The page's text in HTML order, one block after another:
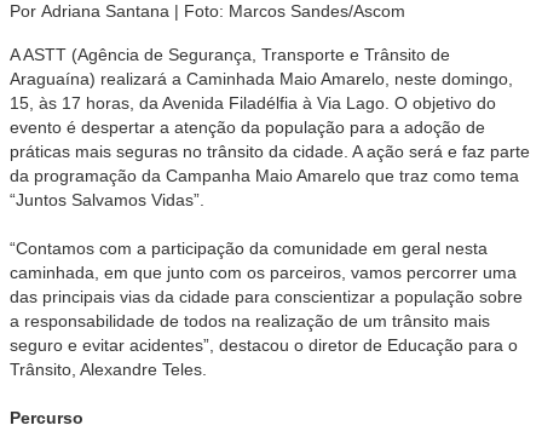
Por Adriana Santana | Foto: Marcos Sandes/Ascom
A ASTT (Agência de Segurança, Transporte e Trânsito de
Araguaína) realizará a Caminhada Maio Amarelo, neste domingo,
15, às 17 horas, da Avenida Filadélfia à Via Lago. O objetivo do
evento é despertar a atenção da população para a adoção de
práticas mais seguras no trânsito da cidade. A ação será e faz parte
da programação da Campanha Maio Amarelo que traz como tema
“Juntos Salvamos Vidas”.
“Contamos com a participação da comunidade em geral nesta
caminhada, em que junto com os parceiros, vamos percorrer uma
das principais vias da cidade para conscientizar a população sobre
a responsabilidade de todos na realização de um trânsito mais
seguro e evitar acidentes”, destacou o diretor de Educação para o
Trânsito, Alexandre Teles.
Percurso